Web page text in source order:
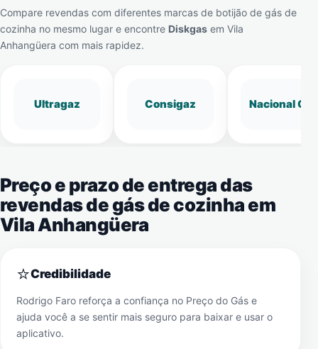
Compare revendas com diferentes marcas de botijão de gás de
cozinha no mesmo lugar e encontre Diskgas em Vila
Anhangüera com mais rapidez.
Ultragaz Consigaz Nacional Gás
Preço e prazo de entrega das
revendas de gás de cozinha em
Vila Anhangüera
⭐Credibilidade
Rodrigo Faro reforça a confiança no Preço do Gás e
ajuda você a se sentir mais seguro para baixar e usar o
aplicativo.